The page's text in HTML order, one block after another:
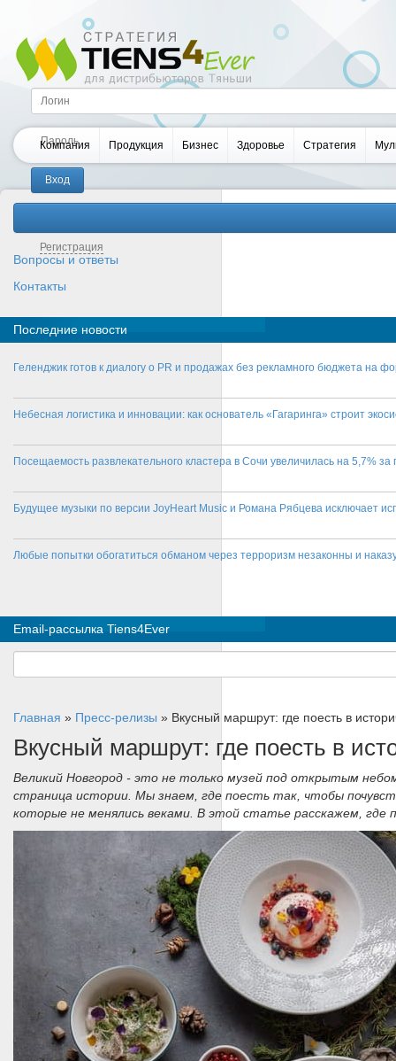
Регистрация
Компания Продукция Бизнес Здоровье Стратегия
Вопросы и ответы
Контакты
Последние новости
Геленджик готов к диалогу о PR и продажах без рекламного бюджета на
Небесная логистика и инновации: как основатель «Гагаринга» строит
Посещаемость развлекательного кластера в Сочи увеличилась на 5,7% за
Будущее музыки по версии JoyHeart Music и Романа Рябцева исключает
Любые попытки обогатиться обманом через терроризм незаконны и
Email-рассылка Tiens4Ever
Главная » Пресс-релизы » Вкусный маршрут: где поесть в
Вкусный маршрут: где поесть в
Великий Новгород - это не только музей под открытым
страница истории. Мы знаем, где поесть так, чтобы
которые не менялись веками. В этой статье расскажем,